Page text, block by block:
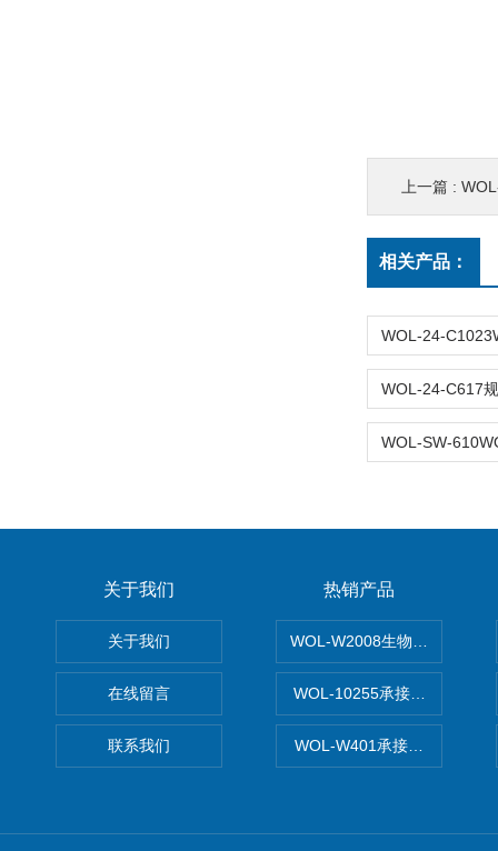
上一篇 : WOL-
相关产品：
关于我们
关于我们
在线留言
联系我们
热销产品
WOL-W2008生物制药GMP
WOL-10255承接清远电子
WOL-W401承接食品QS认